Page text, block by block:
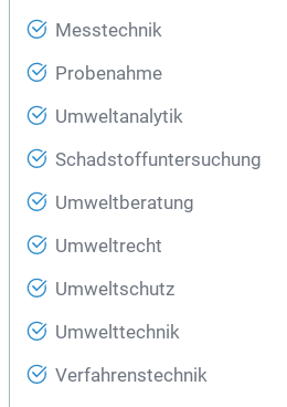
Messtechnik
Probenahme
Umweltanalytik
Schadstoffuntersuchung
Umweltberatung
Umweltrecht
Umweltschutz
Umwelttechnik
Verfahrenstechnik